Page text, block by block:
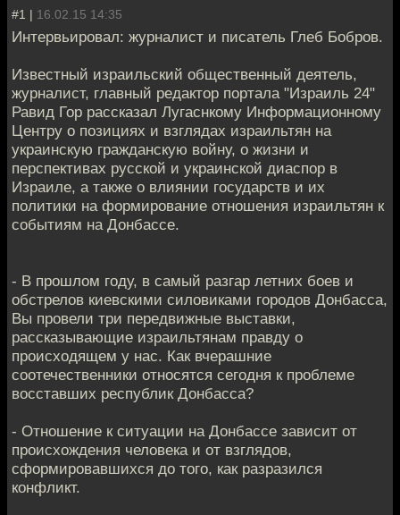
#1 | 16.02.15 14:35
Интервьировал: журналист и писатель Глеб Бобров.
Известный израильский общественный деятель,
журналист, главный редактор портала "Израиль 24"
Равид Гор рассказал Лугаснкому Информационному
Центру о позициях и взглядах израильтян на
украинскую гражданскую войну, о жизни и
перспективах русской и украинской диаспор в
Израиле, а также о влиянии государств и их
политики на формирование отношения израильтян к
событиям на Донбассе.
- В прошлом году, в самый разгар летних боев и
обстрелов киевскими силовиками городов Донбасса,
Вы провели три передвижные выставки,
рассказывающие израильтянам правду о
происходящем у нас. Как вчерашние
соотечественники относятся сегодня к проблеме
восставших республик Донбасса?
- Отношение к ситуации на Донбассе зависит от
происхождения человека и от взглядов,
сформировавшихся до того, как разразился
конфликт.